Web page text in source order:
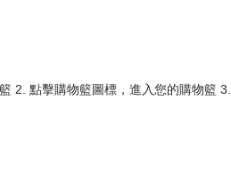
2. 點擊購物籃圖標，進入您的購物籃